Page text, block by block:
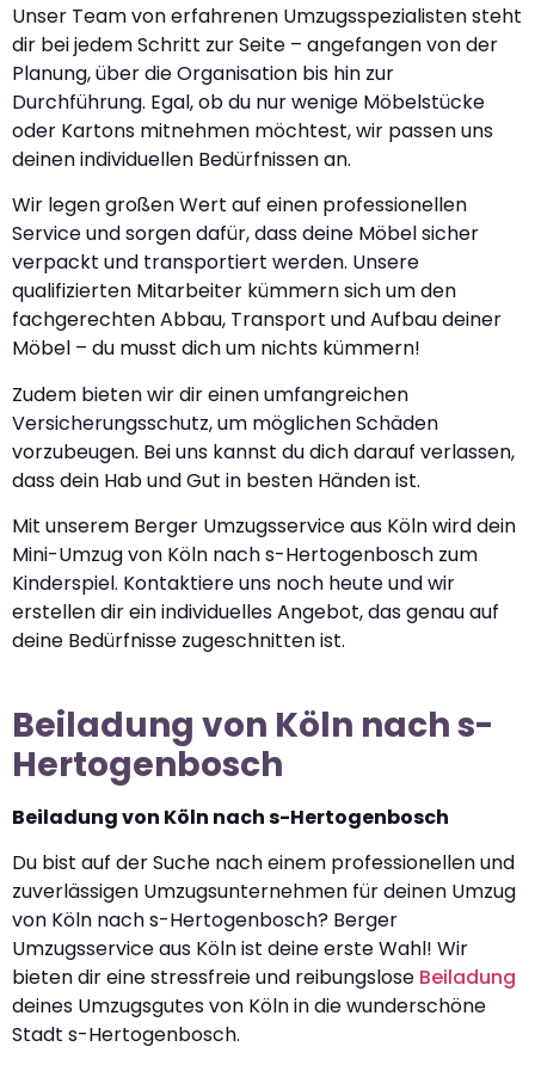
Unser Team von erfahrenen Umzugsspezialisten steht
dir bei jedem Schritt zur Seite – angefangen von der
Planung, über die Organisation bis hin zur
Durchführung. Egal, ob du nur wenige Möbelstücke
oder Kartons mitnehmen möchtest, wir passen uns
deinen individuellen Bedürfnissen an.
Wir legen großen Wert auf einen professionellen
Service und sorgen dafür, dass deine Möbel sicher
verpackt und transportiert werden. Unsere
qualifizierten Mitarbeiter kümmern sich um den
fachgerechten Abbau, Transport und Aufbau deiner
Möbel – du musst dich um nichts kümmern!
Zudem bieten wir dir einen umfangreichen
Versicherungsschutz, um möglichen Schäden
vorzubeugen. Bei uns kannst du dich darauf verlassen,
dass dein Hab und Gut in besten Händen ist.
Mit unserem Berger Umzugsservice aus Köln wird dein
Mini-Umzug von Köln nach s-Hertogenbosch zum
Kinderspiel. Kontaktiere uns noch heute und wir
erstellen dir ein individuelles Angebot, das genau auf
deine Bedürfnisse zugeschnitten ist.
Beiladung von Köln nach s-
Hertogenbosch
Beiladung von Köln nach s-Hertogenbosch
Du bist auf der Suche nach einem professionellen und
zuverlässigen Umzugsunternehmen für deinen Umzug
von Köln nach s-Hertogenbosch? Berger
Umzugsservice aus Köln ist deine erste Wahl! Wir
bieten dir eine stressfreie und reibungslose Beiladung
deines Umzugsgutes von Köln in die wunderschöne
Stadt s-Hertogenbosch.